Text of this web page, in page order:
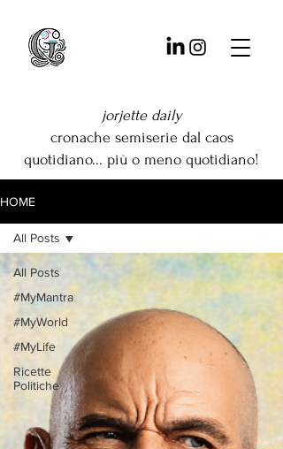
jorjette daily
cronache semiserie dal caos
quotidiano... più o meno quotidiano!
HOME
All Posts
#MyMantra
#MyWorld
#MyLife
Ricette
Politiche
All Posts